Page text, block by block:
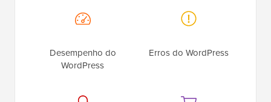
Desempenho do
WordPress
Erros do WordPress